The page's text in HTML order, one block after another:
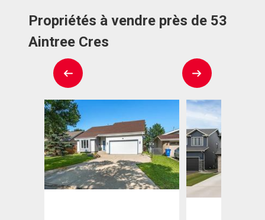
Propriétés à vendre près de 53
Aintree Cres